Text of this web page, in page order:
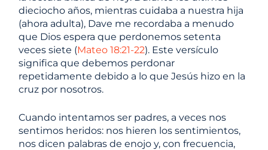
dieciocho años, mientras cuidaba a nuestra hija
(ahora adulta), Dave me recordaba a menudo
que Dios espera que perdonemos setenta
veces siete (Mateo 18:21-22). Este versículo
significa que debemos perdonar
repetidamente debido a lo que Jesús hizo en la
cruz por nosotros.
Cuando intentamos ser padres, a veces nos
sentimos heridos: nos hieren los sentimientos,
nos dicen palabras de enojo y, con frecuencia,